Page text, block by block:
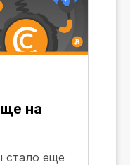
на
стало еще